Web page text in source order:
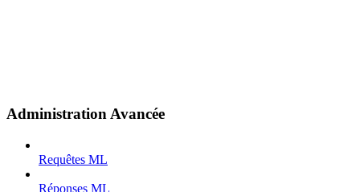
Administration Avancée
Requêtes ML
Réponses ML